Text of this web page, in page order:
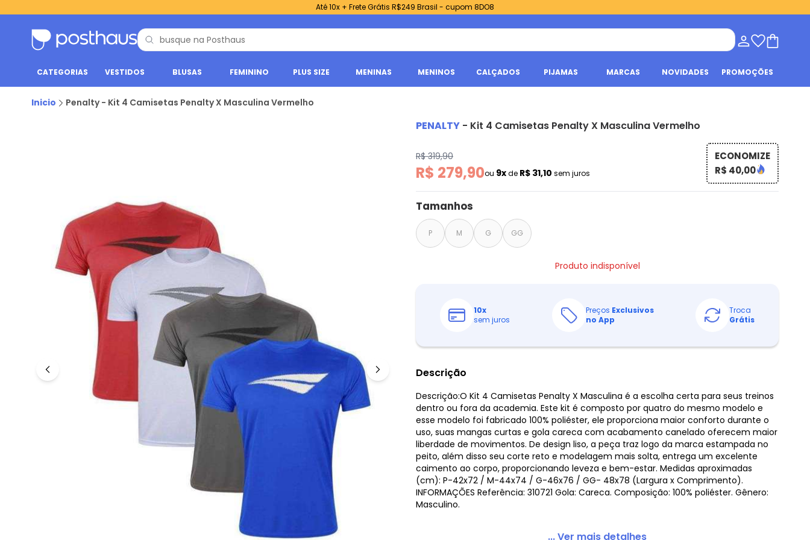
Até 10x + Frete Grátis R$249 Brasil - cupom 8DO8
CATEGORIAS VESTIDOS BLUSAS FEMININO PLUS SIZE MENINAS MENINOS CALÇADOS PIJAMAS MARCAS NOVIDADES PROMOÇÕES
Inicio Penalty - Kit 4 Camisetas Penalty X Masculina Vermelho
PENALTY - Kit 4 Camisetas Penalty X Masculina Vermelho
R$ 319,90
R$ 279,90ou 9xde R$ 31,10 sem juros
ECONOMIZE
R$ 40,00
Tamanhos
P M G GG
Produto indisponível
10x
sem juros
Preços Exclusivos
no App
Troca
Grátis
Descrição
Descrição:O Kit 4 Camisetas Penalty X Masculina é a escolha certa para seus treinos
dentro ou fora da academia. Este kit é composto por quatro do mesmo modelo e
esse modelo foi fabricado 100% poliéster, ele proporciona maior conforto durante o
uso, suas mangas curtas e gola careca com acabamento canelado oferecem maior
liberdade de movimentos. De design liso, a peça traz logo da marca estampada no
peito, além disso seu corte reto e modelagem mais solta, entrega um excelente
caimento ao corpo, proporcionando leveza e bem-estar. Medidas aproximadas
(cm): P-42x72 / M-44x74 / G-46x76 / GG- 48x78 (Largura x Comprimento).
INFORMAÇÕES Referência: 310721 Gola: Careca. Composição: 100% poliéster. Gênero:
Masculino.
... Ver mais detalhes